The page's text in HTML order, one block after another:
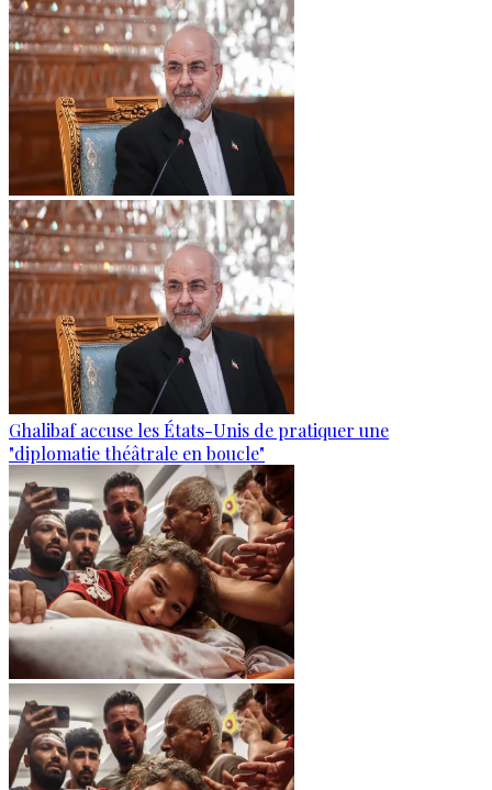
Ghalibaf accuse les États-Unis de pratiquer une
"diplomatie théâtrale en boucle"